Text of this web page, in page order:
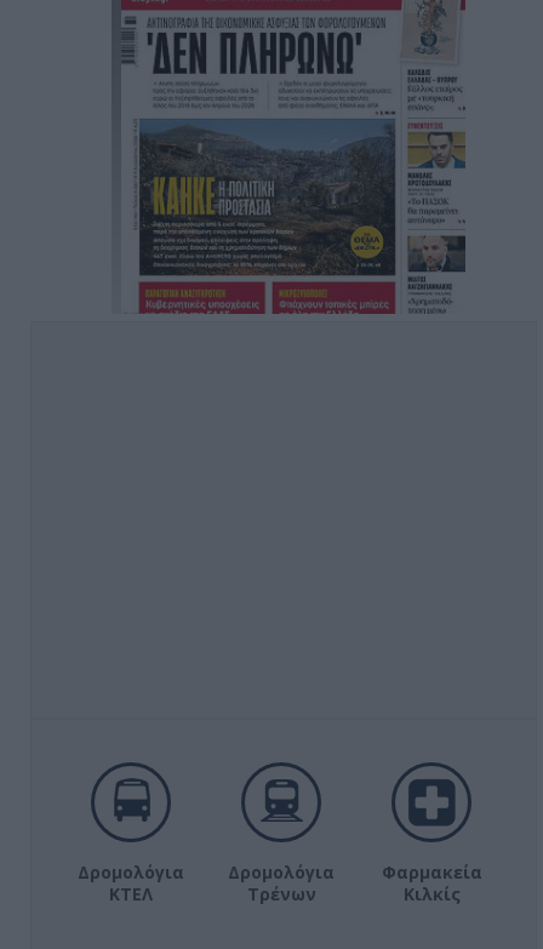
Δρομολόγια
ΚΤΕΛ
Δρομολόγια
Τρένων
Φαρμακεία
Κιλκίς